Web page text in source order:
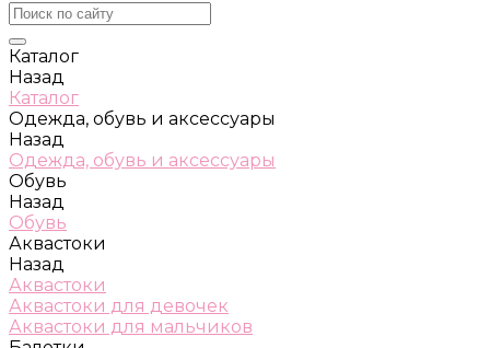
Каталог
Назад
Каталог
Одежда, обувь и аксессуары
Назад
Одежда, обувь и аксессуары
Обувь
Назад
Обувь
Аквастоки
Назад
Аквастоки
Аквастоки для девочек
Аквастоки для мальчиков